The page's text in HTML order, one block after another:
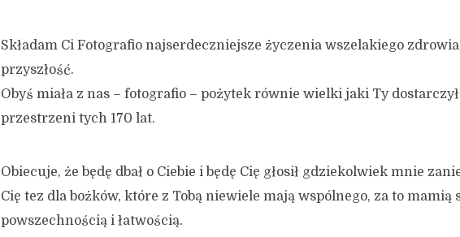
Składam Ci Fotografio najserdeczniejsze życzenia wszelakiego
przyszłość.
Obyś miała z nas – fotografio – pożytek równie wielki jaki Ty
przestrzeni tych 170 lat.
Obiecuje, że będę dbał o Ciebie i będę Cię głosił gdziekolwiek mnie
Cię tez dla bożków, które z Tobą niewiele mają wspólnego, za to mamią
powszechnością i łatwością.